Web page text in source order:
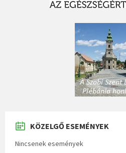
KÖZELGŐ ESEMÉNYEK
Nincsenek események